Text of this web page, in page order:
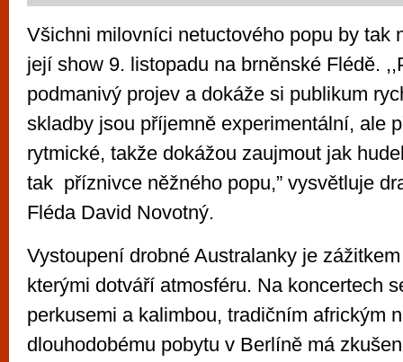
Všichni milovníci netuctového popu by tak
její show 9. listopadu na brněnské Flédě.
podmanivý projev a dokáže si publikum
skladby jsou příjemně experimentální, ale
rytmické, takže dokážou zaujmout jak
tak příznivce něžného popu,” vysvětluje
Fléda David Novotný.
Vystoupení drobné Australanky je
kterými dotváří atmosféru. Na koncertech
perkusemi a kalimbou, tradičním africkým
dlouhodobému pobytu v Berlíně má